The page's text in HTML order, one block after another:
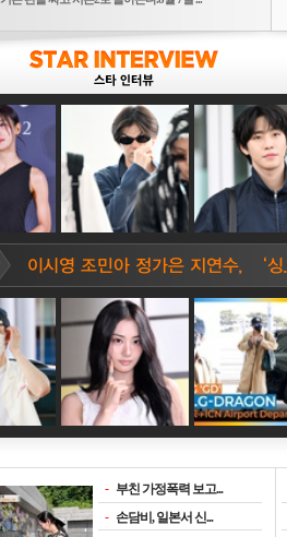
- 부친 가정폭력 보고...
- 손담비, 일본서 신...